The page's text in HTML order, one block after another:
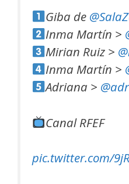
Giba de
Inma Martín >
Mirian Ruiz >
Inma Martín >
Adriana >
Canal RFEF
pic.twitter.com/